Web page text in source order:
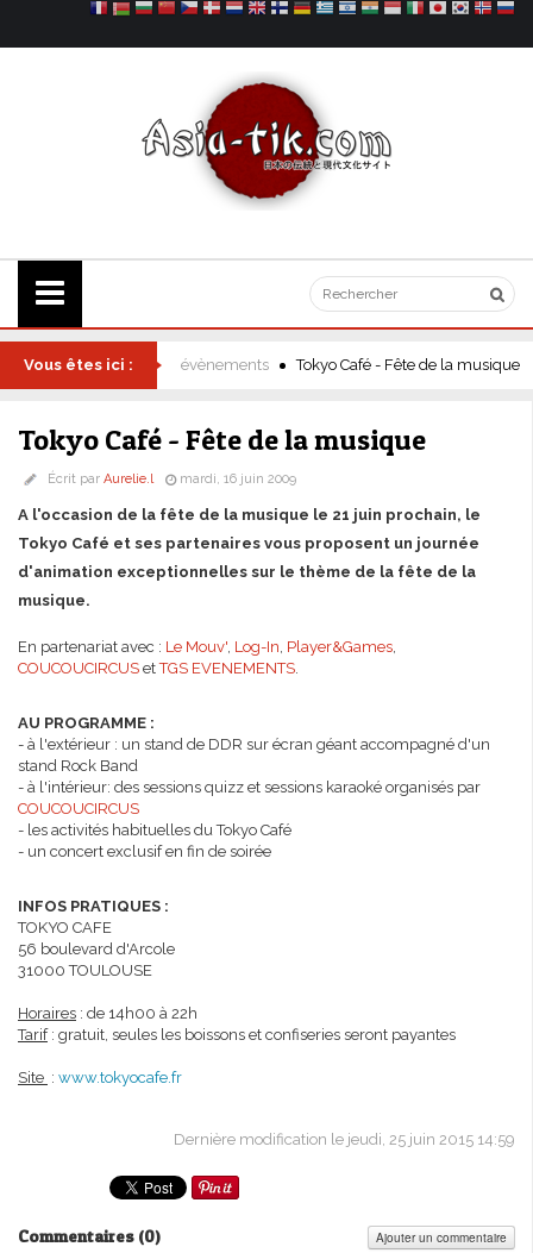
Vous êtes ici : évènements Tokyo Café - Fête de la musique
Tokyo Café - Fête de la musique
Écrit par Aurelie.l mardi, 16 juin 2009
A l'occasion de la fête de la musique le 21 juin prochain, le
Tokyo Café et ses partenaires vous proposent un journée
d'animation exceptionnelles sur le thème de la fête de la
musique.
En partenariat avec : Le Mouv', Log-In, Player&Games,
COUCOUCIRCUS etTGS EVENEMENTS.
AU PROGRAMME :
- à l'extérieur : un stand de DDR sur écran géant accompagné d'un
stand Rock Band
- à l'intérieur: des sessions quizz et sessions karaoké organisés par
COUCOUCIRCUS
- les activités habituelles du Tokyo Café
- un concert exclusif en fin de soirée
INFOS PRATIQUES :
TOKYO CAFE
56 boulevard d'Arcole
31000 TOULOUSE
Horaires : de 14h00 à 22h
Tarif: gratuit, seules les boissons et confiseries seront payantes
Site : www.tokyocafe.fr
Dernière modification le jeudi, 25 juin 2015 14:59
Commentaires (0) Ajouter un commentaire